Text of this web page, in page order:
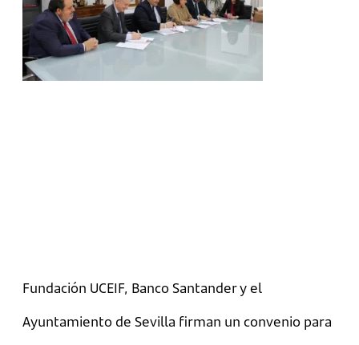
Fundación UCEIF, Banco Santander y el
Ayuntamiento de Sevilla firman un convenio para